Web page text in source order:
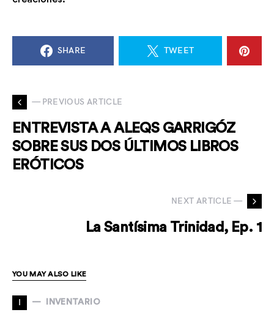
SHARE TWEET
— PREVIOUS ARTICLE
ENTREVISTA A ALEQS GARRIGÓZ
SOBRE SUS DOS ÚLTIMOS LIBROS
ERÓTICOS
NEXT ARTICLE —
La Santísima Trinidad, Ep. 1
YOU MAY ALSO LIKE
I INVENTARIO